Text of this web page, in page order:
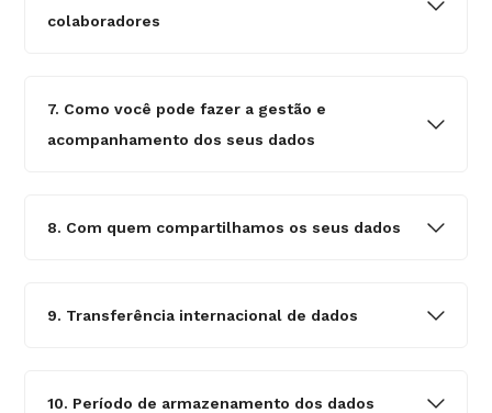
colaboradores
7. Como você pode fazer a gestão e
acompanhamento dos seus dados
8. Com quem compartilhamos os seus dados
9. Transferência internacional de dados
10. Período de armazenamento dos dados